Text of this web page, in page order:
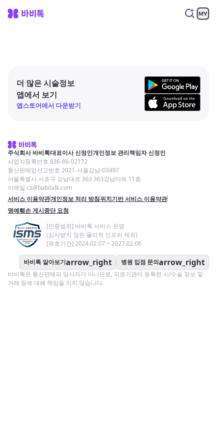
더 많은 시술정보
앱에서 보기
앱스토어에서 다운받기
주식회사 바비톡대표이사 신정인개인정보 관리책임자 신정인
사업자등록번호 836-86-02172
통신판매업신고번호 2021-서울강남-03497
서울특별시 서초구 강남대로 363 363강남타워 11층
이메일 cs@babitalk.com
서비스 이용약관개인정보 처리 방침위치기반 서비스 이용약관
명예훼손 게시중단 요청
[인증범위] 바비톡 서비스 운영
(심사받지 않은 물리적 인프라 제외)
[유효기간] 2024.02.07 ~ 2027.02.06
바비톡 알아보기arrow_right 병원 입점 문의arrow_right
바비톡은 통신판매의 당사자가 아니므로, 의료기관이 등록한 시/수술 정보 및
거래 등에 대해 책임을 지지 않습니다.